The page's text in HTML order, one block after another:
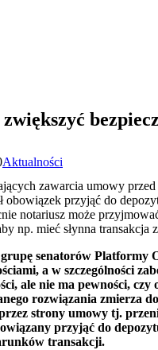
Aktualności
zawarcia umowy
obowiązek przyjąć do
notariusz może
np. mieć słynna
grupę senatorów
a w szczególności
ale nie ma pewności,
rozwiązania zmierza
strony umowy tj.
przyjąć do
transakcji.